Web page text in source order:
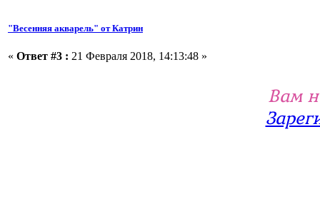
"Весенняя акварель" от Катрин
« Ответ #3 : 21 Февраля 2018, 14:13:48 »
Вам